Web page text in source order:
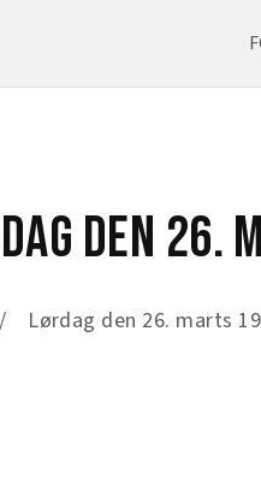
DEN 26.
Lørdag den 26. marts